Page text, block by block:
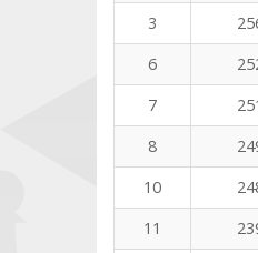
3
6
7
8
10
11